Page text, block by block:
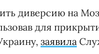
диверсию на
для
заявила